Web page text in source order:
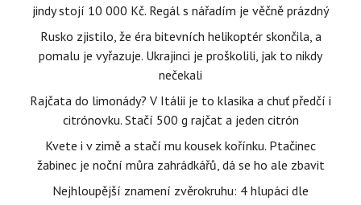
jindy stojí 10 000 Kč. Regál s nářadím je věčně prázdný
Rusko zjistilo, že éra bitevních helikoptér skončila, a
pomalu je vyřazuje. Ukrajinci je proškolili, jak to nikdy
nečekali
Rajčata do limonády? V Itálii je to klasika a chuť předčí i
citrónovku. Stačí 500 g rajčat a jeden citrón
Kvete i v zimě a stačí mu kousek kořínku. Ptačinec
žabinec je noční můra zahrádkářů, dá se ho ale zbavit
Nejhloupější znamení zvěrokruhu: 4 hlupáci dle